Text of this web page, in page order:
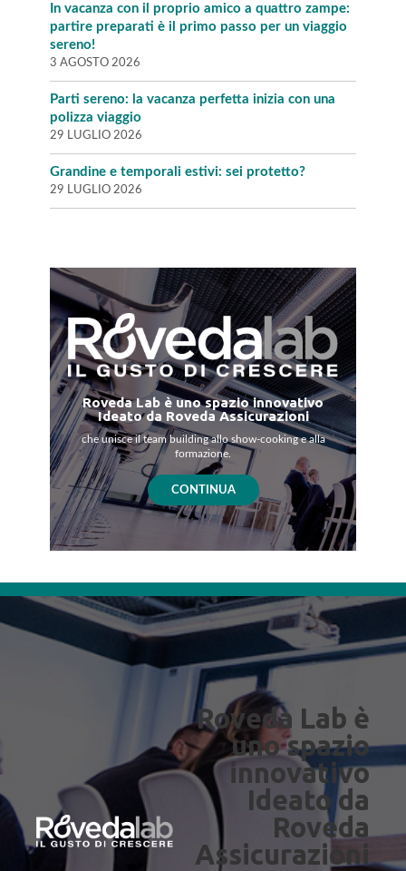
In vacanza con il proprio amico a quattro zampe:
partire preparati è il primo passo per un viaggio
sereno!
3 AGOSTO 2026
Parti sereno: la vacanza perfetta inizia con una
polizza viaggio
29 LUGLIO 2026
Grandine e temporali estivi: sei protetto?
29 LUGLIO 2026
Roveda Lab è uno spazio innovativo
Ideato da Roveda Assicurazioni
che unisce il team building allo show-cooking e alla
formazione.
CONTINUA
Roveda Lab è
uno spazio
innovativo
Ideato da
Roveda
Assicurazioni